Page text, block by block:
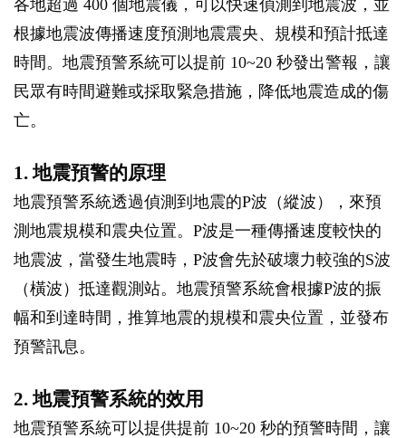
各地超過 400 個地震儀，可以快速偵測到地震波，並
根據地震波傳播速度預測地震震央、規模和預計抵達
時間。地震預警系統可以提前 10~20 秒發出警報，讓
民眾有時間避難或採取緊急措施，降低地震造成的傷
亡。
1. 地震預警的原理
地震預警系統透過偵測到地震的P波（縱波），來預
測地震規模和震央位置。P波是一種傳播速度較快的
地震波，當發生地震時，P波會先於破壞力較強的S波
（橫波）抵達觀測站。地震預警系統會根據P波的振
幅和到達時間，推算地震的規模和震央位置，並發布
預警訊息。
2. 地震預警系統的效用
地震預警系統可以提供提前 10~20 秒的預警時間，讓